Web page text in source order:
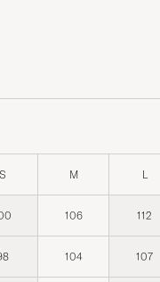
S M L
106 112
104 107